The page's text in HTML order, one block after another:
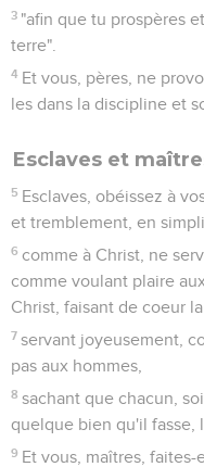
3 "afin que tu prospères
terre".
4 Et vous, pères, ne
les dans la discipline et
Esclaves et
5 Esclaves, obéissez à
et tremblement, en
6 comme à Christ, ne
comme voulant plaire
Christ, faisant de coeur
7 servant joyeusement,
pas aux hommes,
8 sachant que chacun,
quelque bien qu'il fasse,
9 Et vous, maîtres,